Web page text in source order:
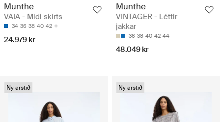
Munthe
VAIA - Midi skirts
34 36 38 40 42
24.979 kr
Munthe
VINTAGER - Léttir
jakkar
36 38 40 42 44
48.049 kr
Ný árstíð Ný árstíð